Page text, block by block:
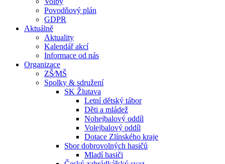
Povodňový plán
GDPR
Aktuálně
Aktuality
Kalendář akcí
Informace od nás
Organizace
ZŠ⁄MŠ
Spolky & sdružení
SK Žlutava
Letní dětský tábor
Děti a mládež
Nohejbalový oddíl
Volejbalový oddíl
Dotace Zlínského kraje
Sbor dobrovolných hasičů
Mladí hasiči